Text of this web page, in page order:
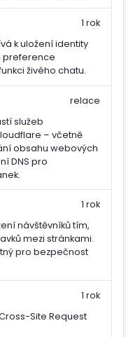
k uložení identity
preference
živého chatu.
1 rok
služeb
– včetně
obsahu webových
DNS pro
relace
návštěvníků tím,
mezi stránkami.
pro bezpečnost
1 rok
Site Request
1 rok